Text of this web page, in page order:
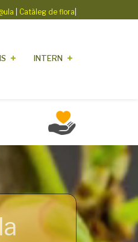
Catàleg de flora
INTERN